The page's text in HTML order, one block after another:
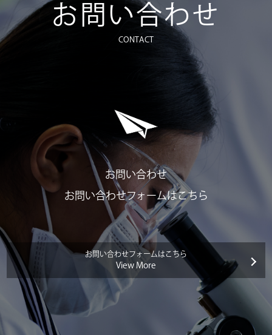
お問い合わせ
CONTACT
お問い合わせ
お問い合わせフォームはこちら
お問い合わせフォームはこちら
View More